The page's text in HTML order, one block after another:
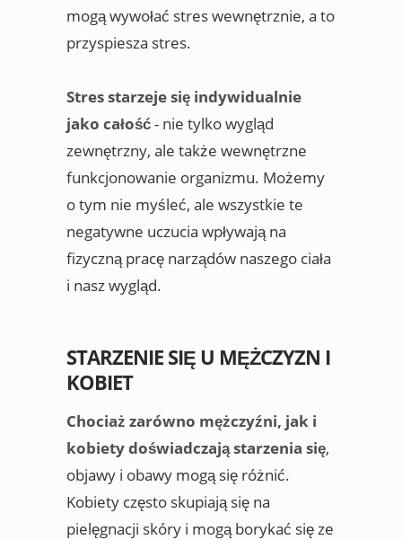
mogą wywołać stres wewnętrznie, a to
przyspiesza stres.
Stres starzeje się indywidualnie
jako całość- nie tylko wygląd
zewnętrzny, ale także wewnętrzne
funkcjonowanie organizmu. Możemy
o tym nie myśleć, ale wszystkie te
negatywne uczucia wpływają na
fizyczną pracę narządów naszego ciała
i nasz wygląd.
STARZENIE SIĘ U MĘŻCZYZN I
KOBIET
Chociaż zarówno mężczyźni, jak i
kobiety doświadczają starzenia się,
objawy i obawy mogą się różnić.
Kobiety często skupiają się na
pielęgnacji skóry i mogą borykać się ze